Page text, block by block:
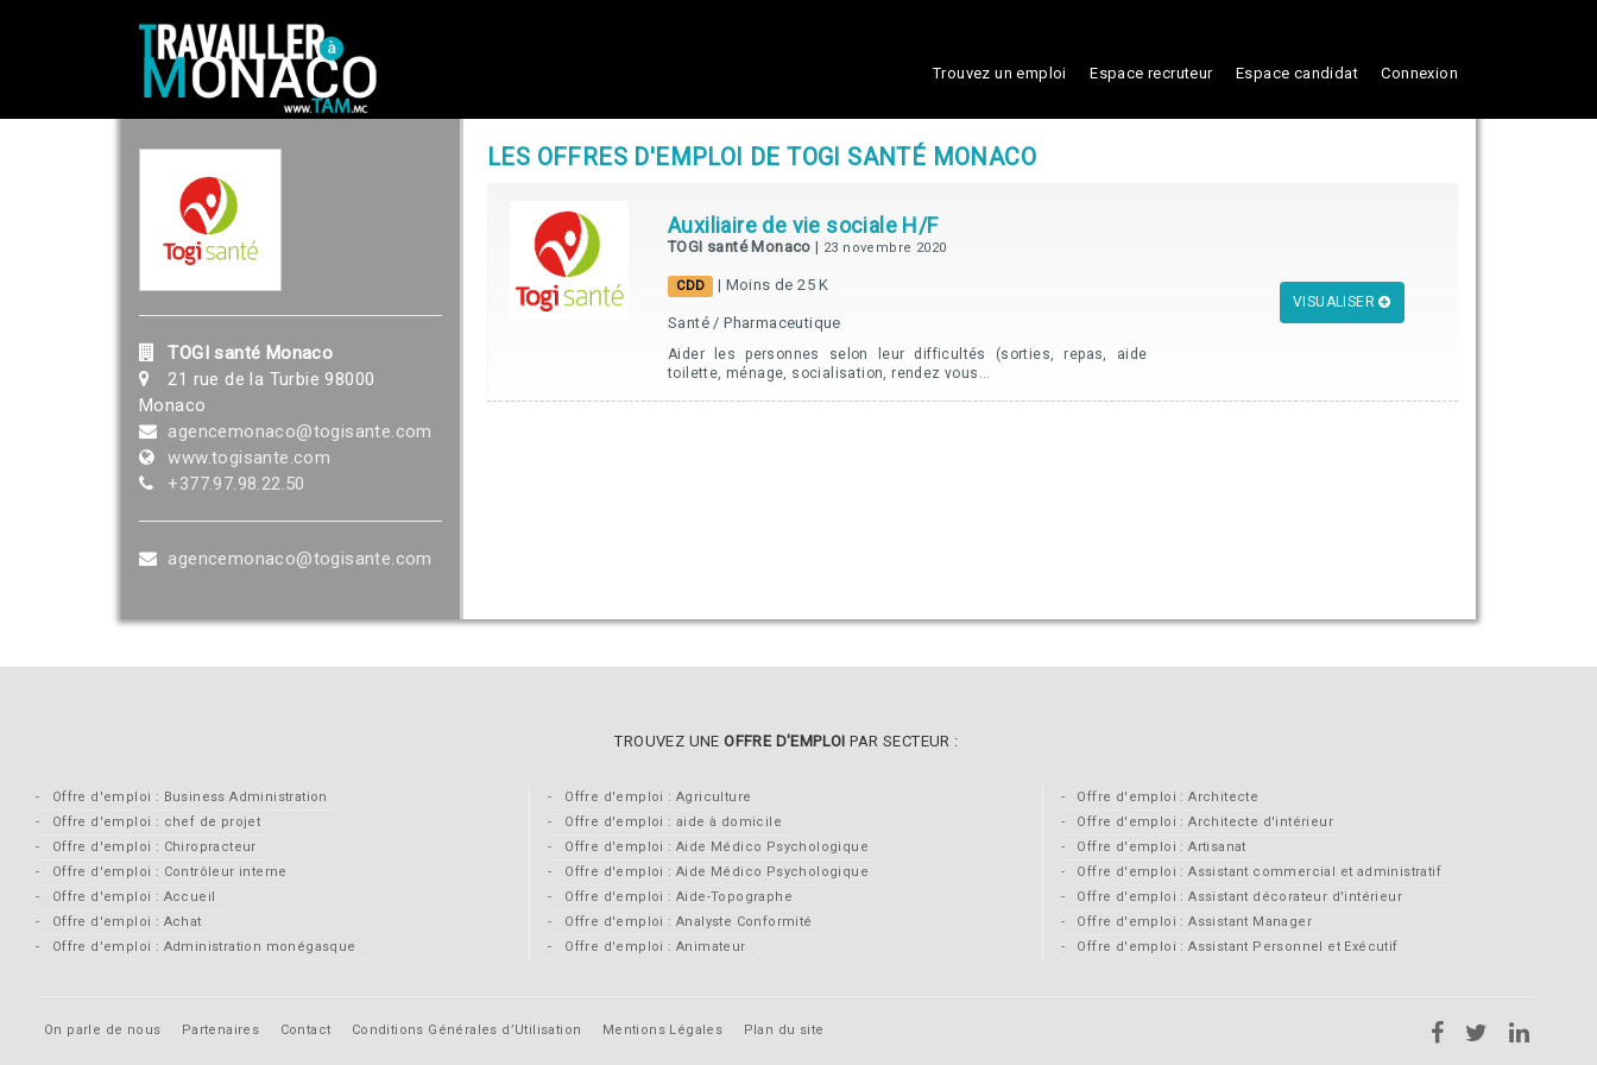
Trouvez un emploi Espace recruteur Espace candidat Connexion
TOGI santé Monaco
21 rue de la Turbie 98000
Monaco
agencemonaco@togisante.com
www.togisante.com
+377.97.98.22.50
agencemonaco@togisante.com
LES OFFRES D'EMPLOI DE TOGI SANTÉ MONACO
Auxiliaire de vie sociale H/F
TOGI santé Monaco | 23 novembre 2020
CDD | Moins de 25 K
Santé / Pharmaceutique
Aider les personnes selon leur difficultés (sorties, repas, aide
toilette, ménage, socialisation, rendez vous...
VISUALISER
TROUVEZ UNEOFFRE D'EMPLOI PAR SECTEUR :
Offre d'emploi : Business Administration
Offre d'emploi : chef de projet
Offre d'emploi : Chiropracteur
Offre d'emploi : Contrôleur interne
Offre d'emploi : Accueil
Offre d'emploi : Achat
Offre d'emploi : Administration monégasque
Offre d'emploi : Agriculture
Offre d'emploi : aide à domicile
Offre d'emploi : Aide Médico Psychologique
Offre d'emploi : Aide Médico Psychologique
Offre d'emploi : Aide-Topographe
Offre d'emploi : Analyste Conformité
Offre d'emploi : Animateur
Offre d'emploi : Architecte
Offre d'emploi : Architecte d'intérieur
Offre d'emploi : Artisanat
Offre d'emploi : Assistant commercial et administratif
Offre d'emploi : Assistant décorateur d'intérieur
Offre d'emploi : Assistant Manager
Offre d'emploi : Assistant Personnel et Exécutif
On parle de nous Partenaires Contact Conditions Générales d’Utilisation Mentions Légales Plan du site